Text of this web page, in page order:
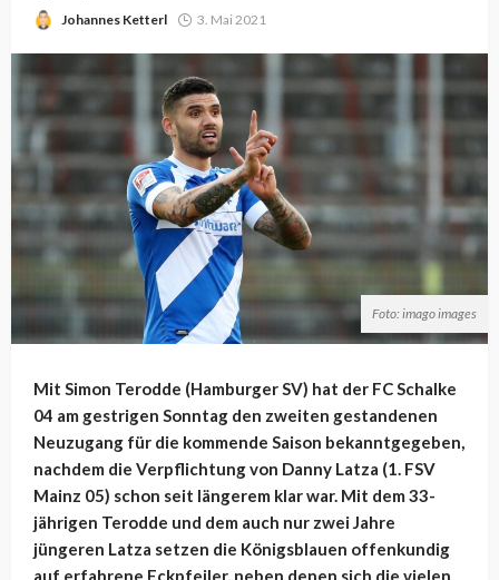
Johannes Ketterl 3. Mai 2021
Foto: imago images
Mit Simon Terodde (Hamburger SV) hat der FC Schalke
04 am gestrigen Sonntag den zweiten gestandenen
Neuzugang für die kommende Saison bekanntgegeben,
nachdem die Verpflichtung von Danny Latza (1. FSV
Mainz 05) schon seit längerem klar war. Mit dem 33-
jährigen Terodde und dem auch nur zwei Jahre
jüngeren Latza setzen die Königsblauen offenkundig
auf erfahrene Eckpfeiler, neben denen sich die vielen